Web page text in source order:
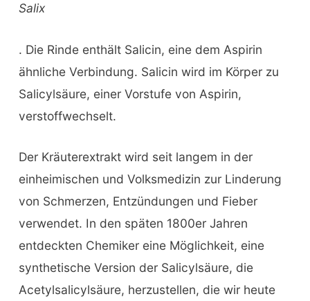
Salix
. Die Rinde enthält Salicin, eine dem Aspirin
ähnliche Verbindung. Salicin wird im Körper zu
Salicylsäure, einer Vorstufe von Aspirin,
verstoffwechselt.
Der Kräuterextrakt wird seit langem in der
einheimischen und Volksmedizin zur Linderung
von Schmerzen, Entzündungen und Fieber
verwendet. In den späten 1800er Jahren
entdeckten Chemiker eine Möglichkeit, eine
synthetische Version der Salicylsäure, die
Acetylsalicylsäure, herzustellen, die wir heute